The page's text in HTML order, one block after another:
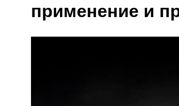
применение и